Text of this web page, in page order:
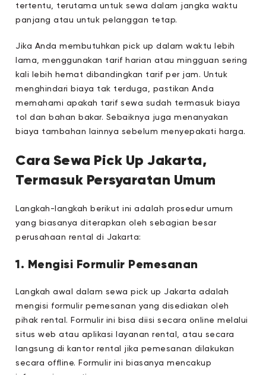
tertentu, terutama untuk sewa dalam jangka waktu
panjang atau untuk pelanggan tetap.
Jika Anda membutuhkan pick up dalam waktu lebih
lama, menggunakan tarif harian atau mingguan sering
kali lebih hemat dibandingkan tarif per jam. Untuk
menghindari biaya tak terduga, pastikan Anda
memahami apakah tarif sewa sudah termasuk biaya
tol dan bahan bakar. Sebaiknya juga menanyakan
biaya tambahan lainnya sebelum menyepakati harga.
Cara Sewa Pick Up Jakarta,
Termasuk Persyaratan Umum
Langkah-langkah berikut ini adalah prosedur umum
yang biasanya diterapkan oleh sebagian besar
perusahaan rental di Jakarta:
1. Mengisi Formulir Pemesanan
Langkah awal dalam sewa pick up Jakarta adalah
mengisi formulir pemesanan yang disediakan oleh
pihak rental. Formulir ini bisa diisi secara online melalui
situs web atau aplikasi layanan rental, atau secara
langsung di kantor rental jika pemesanan dilakukan
secara offline. Formulir ini biasanya mencakup